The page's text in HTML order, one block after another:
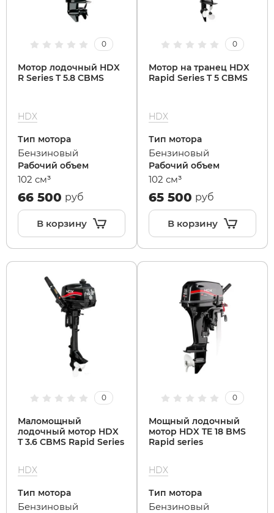
0
Мотор лодочный HDX
R Series T 5.8 CBMS
HDX
Тип мотора
Бензиновый
Рабочий объем
102 см³
66 500 руб
В корзину
0
Мотор на транец HDX
Rapid Series T 5 CBMS
HDX
Тип мотора
Бензиновый
Рабочий объем
102 см³
65 500 руб
В корзину
0
Маломощный
лодочный мотор HDX
T 3.6 СBMS Rapid Series
HDX
Тип мотора
Бензиновый
0
Мощный лодочный
мотор HDX TE 18 BMS
Rapid series
HDX
Тип мотора
Бензиновый